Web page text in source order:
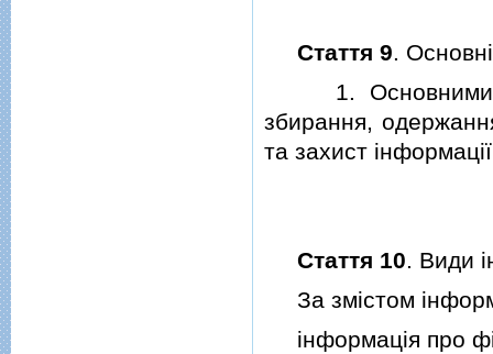
Стаття 9.
1. Основними
збирання,
та захист
Стаття 10. Види
За змiстом
iнформацiя про